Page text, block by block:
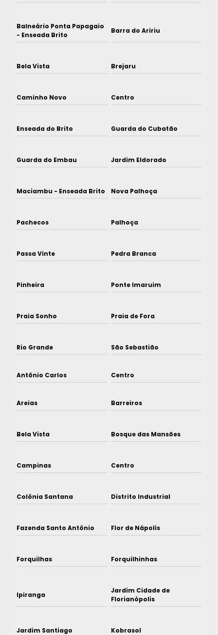
Balneário Ponta Papagaio
- Enseada Brito
Barra do Aririu
Bela Vista Brejaru
Caminho Novo Centro
Enseada do Brito Guarda do Cubatão
Guarda do Embau Jardim Eldorado
Maciambu - Enseada Brito Nova Palhoça
Pachecos Palhoça
Passa Vinte Pedra Branca
Pinheira Ponte Imaruim
Praia Sonho Praia de Fora
Rio Grande São Sebastião
Antônio Carlos Centro
Areias Barreiros
Bela Vista Bosque das Mansões
Campinas Centro
Colônia Santana Distrito Industrial
Fazenda Santo Antônio Flor de Nápolis
Forquilhas Forquilhinhas
Ipiranga
Jardim Cidade de
Florianópolis
Jardim Santiago Kobrasol